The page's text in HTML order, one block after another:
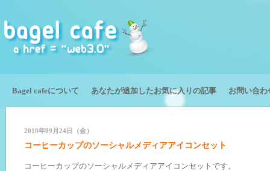
Bagel cafeについて あなたが追加したお気に入りの記事 お問い合わ
2010年09月24日（金）
コーヒーカップのソーシャルメディアアイコンセット
コーヒーカップのソーシャルメディアアイコンセットです。